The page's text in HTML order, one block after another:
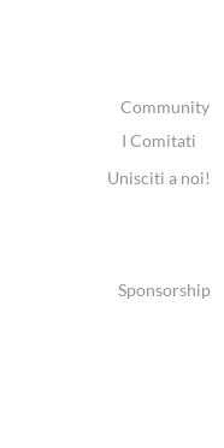
Community
I Comitati
Unisciti a noi!
Sponsorship